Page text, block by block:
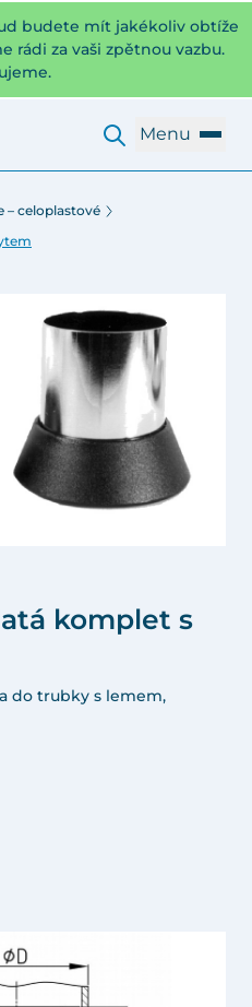
budete mít jakékoliv obtíže
rádi za vaši zpětnou vazbu.
Menu
– celoplastové
komplet s
do trubky s lemem,